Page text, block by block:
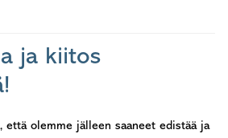
ja kiitos
olemme jälleen saaneet edistää ja